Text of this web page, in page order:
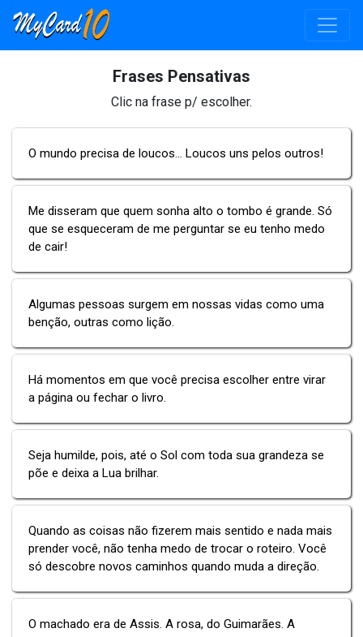
Frases Pensativas
Clic na frase p/ escolher.
O mundo precisa de loucos... Loucos uns pelos outros!
Me disseram que quem sonha alto o tombo é grande. Só
que se esqueceram de me perguntar se eu tenho medo
de cair!
Algumas pessoas surgem em nossas vidas como uma
benção, outras como lição.
Há momentos em que você precisa escolher entre virar
a página ou fechar o livro.
Seja humilde, pois, até o Sol com toda sua grandeza se
põe e deixa a Lua brilhar.
Quando as coisas não fizerem mais sentido e nada mais
prender você, não tenha medo de trocar o roteiro. Você
só descobre novos caminhos quando muda a direção.
O machado era de Assis. A rosa, do Guimarães. A